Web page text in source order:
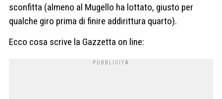
sconfitta (almeno al Mugello ha lottato, giusto per
qualche giro prima di finire addirittura quarto).
Ecco cosa scrive la Gazzetta on line: